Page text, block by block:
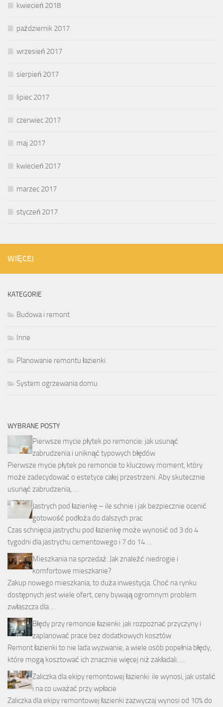
kwiecień 2018
październik 2017
wrzesień 2017
sierpień 2017
lipiec 2017
czerwiec 2017
maj 2017
kwiecień 2017
marzec 2017
styczeń 2017
WIĘCEJ
KATEGORIE
Budowa i remont
Inne
Planowanie remontu łazienki
System ogrzewania domu
WYBRANE POSTY
Pierwsze mycie płytek po remoncie: jak usunąć
zabrudzenia i uniknąć typowych błędów
Pierwsze mycie płytek po remoncie to kluczowy moment, który
może zadecydować o estetyce całej przestrzeni. Aby skutecznie
usunąć zabrudzenia, …
Jastrych pod łazienkę – ile schnie i jak bezpiecznie ocenić
gotowość podłoża do dalszych prac
Czas schnięcia jastrychu pod łazienkę może wynosić od 3 do 4
tygodni dla jastrychu cementowego i 7 do 14 …
Mieszkania na sprzedaż. Jak znaleźć niedrogie i
komfortowe mieszkanie?
Zakup nowego mieszkania, to duża inwestycja. Choć na rynku
dostępnych jest wiele ofert, ceny bywają ogromnym problem
zwłaszcza dla …
Błędy przy remoncie łazienki: jak rozpoznać przyczyny i
zaplanować prace bez dodatkowych kosztów
Remont łazienki to nie lada wyzwanie, a wiele osób popełnia błędy,
które mogą kosztować ich znacznie więcej niż zakładali. …
Zaliczka dla ekipy remontowej łazienki: ile wynosi, jak ustalić
i na co uważać przy wpłacie
Zaliczka dla ekipy remontowej łazienki zazwyczaj wynosi od 10% do